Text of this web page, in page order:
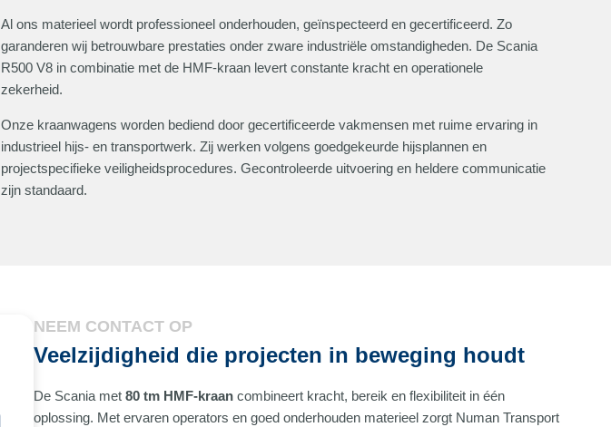
Al ons materieel wordt professioneel onderhouden, geïnspecteerd en gecertificeerd. Zo
garanderen wij betrouwbare prestaties onder zware industriële omstandigheden. De Scania
R500 V8 in combinatie met de HMF-kraan levert constante kracht en operationele
zekerheid.
Onze kraanwagens worden bediend door gecertificeerde vakmensen met ruime ervaring in
industrieel hijs- en transportwerk. Zij werken volgens goedgekeurde hijsplannen en
projectspecifieke veiligheidsprocedures. Gecontroleerde uitvoering en heldere communicatie
zijn standaard.
NEEM CONTACT OP
Veelzijdigheid die projecten in beweging houdt
De Scania met 80 tm HMF-kraan combineert kracht, bereik en flexibiliteit in één
oplossing. Met ervaren operators en goed onderhouden materieel zorgt Numan Transport